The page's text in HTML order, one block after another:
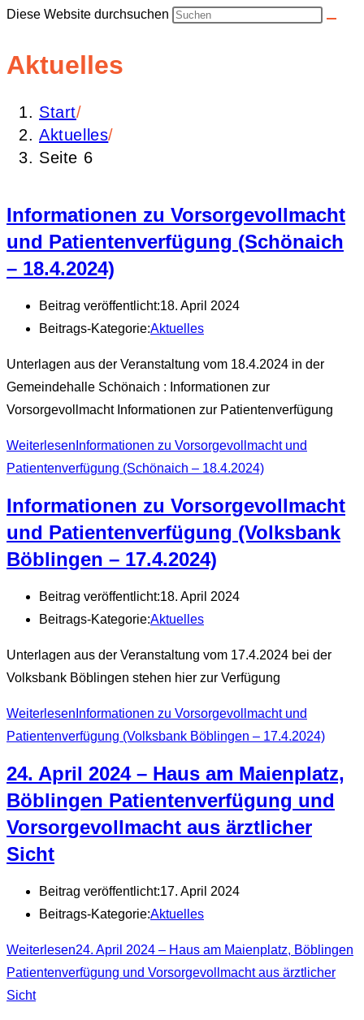
Diese Website durchsuchen
Aktuelles
Start/
Aktuelles/
Seite 6
Informationen zu Vorsorgevollmacht
und Patientenverfügung (Schönaich
– 18.4.2024)
Beitrag veröffentlicht:18. April 2024
Beitrags-Kategorie:Aktuelles
Unterlagen aus der Veranstaltung vom 18.4.2024 in der
Gemeindehalle Schönaich : Informationen zur
Vorsorgevollmacht Informationen zur Patientenverfügung
Weiterlesen Informationen zu Vorsorgevollmacht und
Patientenverfügung (Schönaich – 18.4.2024)
Informationen zu Vorsorgevollmacht
und Patientenverfügung (Volksbank
Böblingen – 17.4.2024)
Beitrag veröffentlicht:18. April 2024
Beitrags-Kategorie:Aktuelles
Unterlagen aus der Veranstaltung vom 17.4.2024 bei der
Volksbank Böblingen stehen hier zur Verfügung
Weiterlesen Informationen zu Vorsorgevollmacht und
Patientenverfügung (Volksbank Böblingen – 17.4.2024)
24. April 2024 – Haus am Maienplatz,
Böblingen Patientenverfügung und
Vorsorgevollmacht aus ärztlicher
Sicht
Beitrag veröffentlicht:17. April 2024
Beitrags-Kategorie:Aktuelles
Weiterlesen24. April 2024 – Haus am Maienplatz, Böblingen
Patientenverfügung und Vorsorgevollmacht aus ärztlicher
Sicht